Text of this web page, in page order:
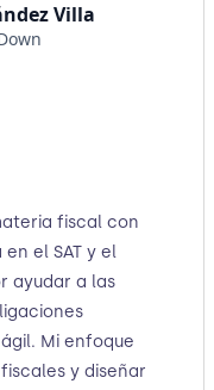
Villa
fiscal con
el SAT y el
ayudar a las
Mi enfoque
y diseñar